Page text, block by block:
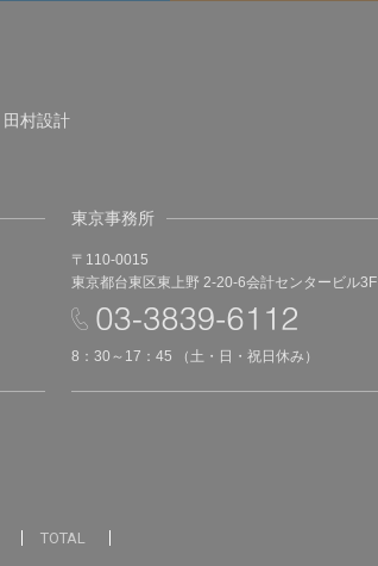
村設計
東京事務所
〒110-0015
東京都台東区東上野 2-20-6会計センタービル3F
8：30～17：45 （土・日・祝日休み）
TOTAL